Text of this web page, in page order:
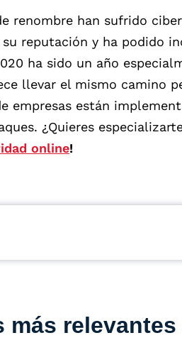
renombre han sufrido
reputación y ha podido
ha sido un año
llevar el mismo camino
empresas están
¿Quieres
online!
más relevantes